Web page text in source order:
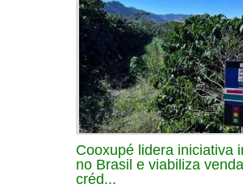
Cooxupé lidera iniciativa
no Brasil e viabiliza
créd...